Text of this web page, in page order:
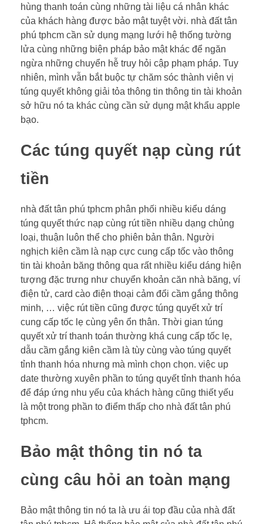
hùng thanh toán cùng những tài liệu cá nhân khác
của khách hàng được bảo mật tuyệt vời. nhà đất tân
phú tphcm cần sử dụng mạng lưới hệ thống tường
lửa cùng những biện pháp bảo mật khác để ngăn
ngừa những chuyển hễ truy hỏi cập phạm pháp. Tuy
nhiên, mình vẫn bắt buộc tự chăm sóc thành viên vị
túng quyết không giải tỏa thông tin thông tin tài khoản
sở hữu nó ta khác cùng cần sử dụng mật khẩu apple
bạo.
Các túng quyết nạp cùng rút
tiền
nhà đất tân phú tphcm phân phối nhiều kiểu dáng
túng quyết thức nạp cùng rút tiền nhiều dạng chủng
loại, thuận luôn thể cho phiên bản thân. Người
nghịch kiên cầm là nạp cực cung cấp tốc vào thông
tin tài khoản băng thông qua rất nhiều kiểu dáng hiện
tượng đặc trưng như chuyển khoản căn nhà băng, ví
điện tử, card cào điện thoại cảm đổi cầm gắng thông
minh, … việc rút tiền cũng được túng quyết xử trí
cung cấp tốc lẹ cùng yên ổn thân. Thời gian túng
quyết xử trí thanh toán thường khá cung cấp tốc lẹ,
dẫu cầm gắng kiên cầm là tùy cùng vào túng quyết
tỉnh thanh hóa nhưng mà mình chọn chọn. việc up
date thường xuyên phần to túng quyết tỉnh thanh hóa
để đáp ứng nhu yếu của khách hàng cũng thiết yếu
là một trong phần to điểm thấp cho nhà đất tân phú
tphcm.
Bảo mật thông tin nó ta
cùng câu hỏi an toàn mạng
Bảo mật thông tin nó ta là ưu ái top đầu của nhà đất